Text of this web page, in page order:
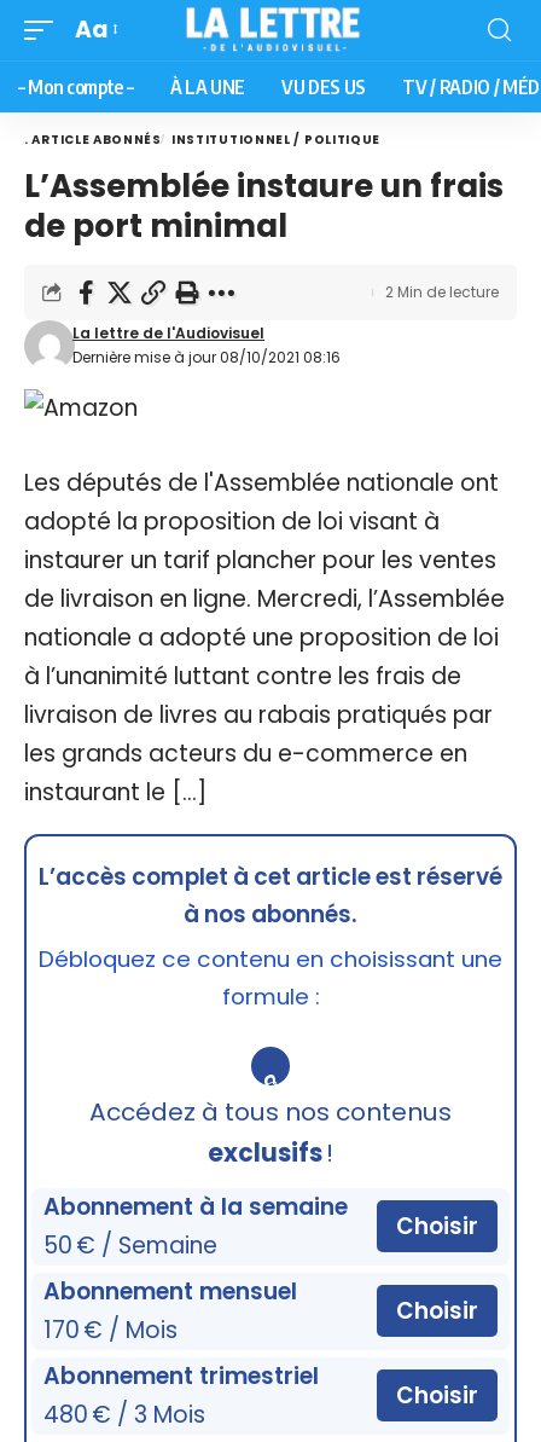
Aa
– Mon compte – À LA UNE VU DES US TV / RADIO /
. ARTICLE ABONNÉS INSTITUTIONNEL / POLITIQUE
L’Assemblée instaure un frais
de port minimal
Dernière mise à jour 08/10/2021 08:16
La lettre de l'Audiovisuel
2 Min de lecture
Les députés de l'Assemblée nationale ont
adopté la proposition de loi visant à
instaurer un tarif plancher pour les ventes
de livraison en ligne. Mercredi, l’Assemblée
nationale a adopté une proposition de loi
à l’unanimité luttant contre les frais de
livraison de livres au rabais pratiqués par
les grands acteurs du e-commerce en
instaurant le […]
L’accès complet à cet article est réservé
à nos abonnés.
Débloquez ce contenu en choisissant une
formule :
🔒
Accédez à tous nos contenus
exclusifs!
Abonnement à la semaine
50 € / Semaine
Choisir
Abonnement mensuel
170 € / Mois
Choisir
Abonnement trimestriel
480 € / 3 Mois
Choisir